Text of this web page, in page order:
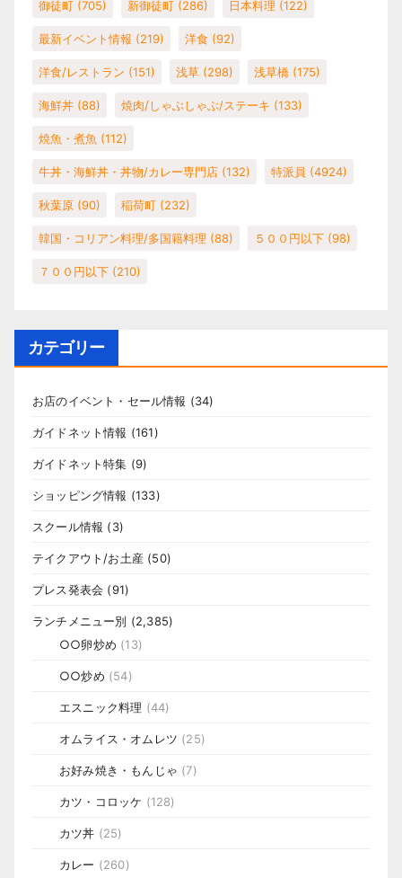
御徒町 (705) 新御徒町 (286) 日本料理 (122)
最新イベント情報 (219) 洋食 (92)
洋食/レストラン (151) 浅草 (298) 浅草橋 (175)
海鮮丼 (88) 焼肉/しゃぶしゃぶ/ステーキ (133)
焼魚・煮魚 (112)
牛丼・海鮮丼・丼物/カレー専門店 (132) 特派員 (4924)
秋葉原 (90) 稲荷町 (232)
韓国・コリアン料理/多国籍料理 (88) ５００円以下 (98)
７００円以下 (210)
カテゴリー
お店のイベント・セール情報 (34)
ガイドネット情報 (161)
ガイドネット特集 (9)
ショッピング情報 (133)
スクール情報 (3)
テイクアウト/お土産 (50)
プレス発表会 (91)
ランチメニュー別 (2,385)
○○卵炒め (13)
○○炒め (54)
エスニック料理 (44)
オムライス・オムレツ (25)
お好み焼き・もんじゃ (7)
カツ・コロッケ (128)
カツ丼 (25)
カレー (260)